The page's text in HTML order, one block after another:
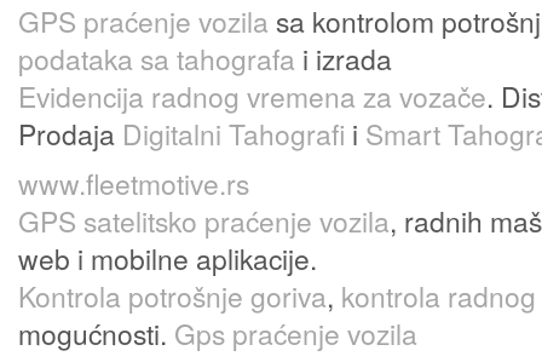
GPS praćenje vozila sa kontrolom
podataka sa tahografa i izrada
Evidencija radnog vremena za vozače.
Prodaja Digitalni Tahografi i Smart
www.fleetmotive.rs
GPS satelitsko praćenje vozila, radnih
web i mobilne aplikacije.
Kontrola potrošnje goriva, kontrola
mogućnosti. Gps praćenje vozila